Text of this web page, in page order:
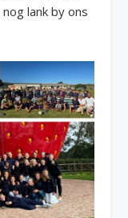
lank by ons